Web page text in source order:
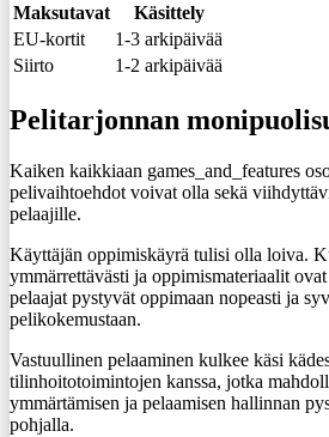
Maksutavat
Käsittely
EU-kortit
1-3 arkipäivää
Siirto
1-2 arkipäivää
Pelitarjonnan
Kaiken kaikkiaan games_and_features
pelivaihtoehdot voivat olla sekä
pelaajille.
Käyttäjän oppimiskäyrä tulisi olla loiva.
ymmärrettävästi ja oppimismateriaalit
pelaajat pystyvät oppimaan nopeasti ja
pelikokemustaan.
Vastuullinen pelaaminen kulkee käsi
tilinhoitotoimintojen kanssa, jotka
ymmärtämisen ja pelaamisen hallinnan
pohjalla.